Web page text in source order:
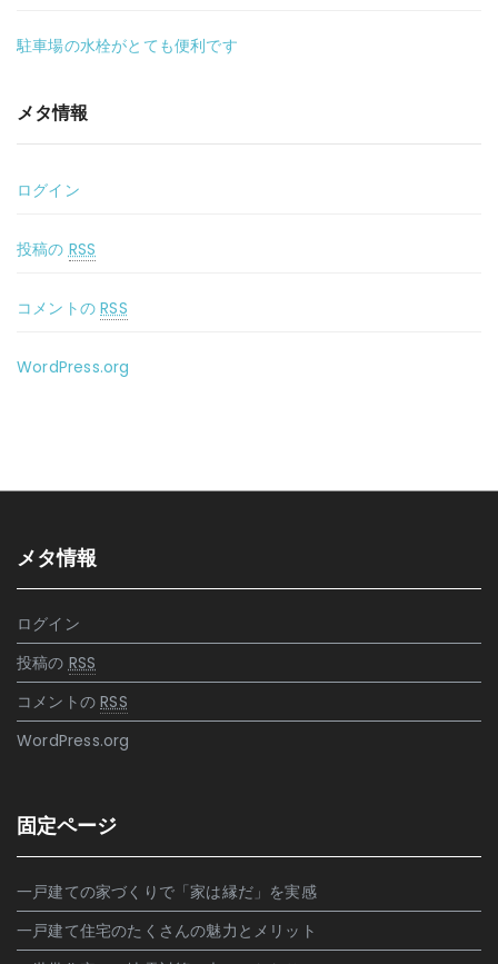
駐車場の水栓がとても便利です
メタ情報
ログイン
投稿のRSS
コメントのRSS
WordPress.org
メタ情報
ログイン
投稿のRSS
コメントのRSS
WordPress.org
固定ページ
一戸建ての家づくりで「家は縁だ」を実感
一戸建て住宅のたくさんの魅力とメリット